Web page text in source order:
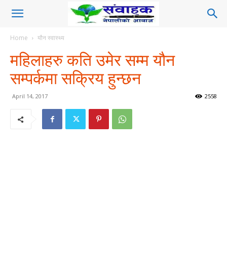
Home यौन स्वास्थ्य
महिलाहरु कति उमेर सम्म यौन
सम्पर्कमा सक्रिय हुन्छन
April 14, 2017 2558